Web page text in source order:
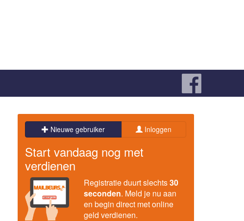
Nieuwe gebruiker Inloggen
Start vandaag nog met
verdienen
Registratie duurt slechts30
seconden. Meld je nu aan
en begin direct met online
geld verdienen.